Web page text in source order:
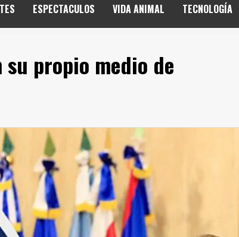
ESPECTACULOS VIDA ANIMAL TECNOLOGÍA
su propio medio de